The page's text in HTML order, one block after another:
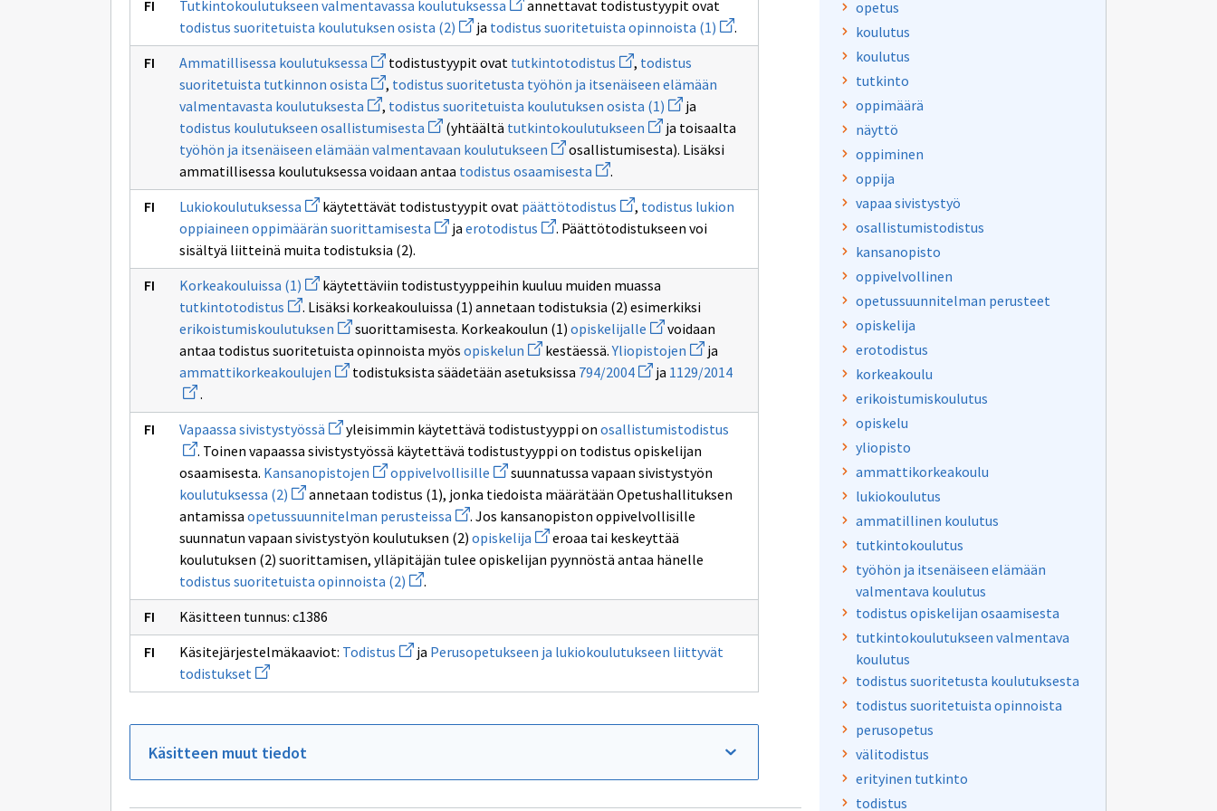
oppiaineen
oppimäärän
suorittamisesta
osittain
suoritetusta
perusopetuksen
oppimäärästä
sivulle
todistus
perusopetuksen
koko
oppimäärän
suorittamisesta
Tutkintokoulutukseen valmentavassa koulutuksessa
uuden
ikkunan
sivulle
Tutkintokoulutukseen
valmentavassa
koulutuksessa
annettavat todistustyypit ovat
todistus suoritetuista koulutuksen osista (2) Avaa
uuden
ikkunan
sivulle
todistus
suoritetuista
koulutuksen
osista
(2)
ja todistus suoritetuista opinnoista (1) Avaa
uuden
ikkunan
todistus
suoritetuista
(1)
.
Ammatillisessa koulutuksessa Avaa
uuden
ikkunan
sivulle
Ammatillisessa
koulutuksessa
todistustyypit ovat tutkintotodistus Avaa
uuden
ikkunan
sivulle
tutkintotodistus
, todistus
suoritetuista tutkinnon osista Avaa
uuden
ikkunan
sivulle
todistus
suoritetuista
tutkinnon
osista
, todistus suoritetusta työhön ja itsenäiseen elämään
valmentavasta koulutuksesta Avaa
uuden
ikkunan
sivulle
todistus
suoritetusta
työhön
ja
itsenäiseen
elämään
valmentavasta
koulutuksesta
, todistus suoritetuista koulutuksen osista (1) Avaa
uuden
ikkunan
sivulle
todistus
koulutuksen
osista
(1)
ja
todistus koulutukseen osallistumisesta Avaa
uuden
ikkunan
sivulle
todistus
koulutukseen
osallistumisesta
(yhtäältä tutkintokoulutukseen Avaa
uuden
ikkunan
ja toisaalta
työhön ja itsenäiseen elämään valmentavaan koulutukseen Avaa
uuden
ikkunan
sivulle
työhön
ja
itsenäiseen
osallistumisesta). Lisäksi
ammatillisessa koulutuksessa voidaan antaa todistus osaamisesta Avaa
uuden
ikkunan
sivulle
todistus
osaamisesta
.
Lukiokoulutuksessa Avaa
uuden
ikkunan
sivulle
Lukiokoulutuksessa
käytettävät todistustyypit ovat päättötodistus Avaa
uuden
ikkunan
, todistus lukion
oppiaineen oppimäärän suorittamisesta Avaa
uuden
sivulle
todistus
lukion
oppiaineen
oppimäärän
suorittamisesta
ja erotodistus Avaa
uuden
sivulle
erotodistus
. Päättötodistukseen voi
sisältyä liitteinä muita todistuksia (2).
Korkeakouluissa (1) Avaa
uuden
ikkunan
sivulle
Korkeakouluissa
(1)
käytettäviin todistustyyppeihin kuuluu muiden muassa
tutkintotodistus Avaa
uuden
ikkunan
sivulle
tutkintotodistus
. Lisäksi korkeakouluissa (1) annetaan todistuksia (2) esimerkiksi
erikoistumiskoulutuksen Avaa
uuden
ikkunan
sivulle
erikoistumiskoulutuksen
suorittamisesta. Korkeakoulun (1) opiskelijalle Avaa
uuden
ikkunan
sivulle
opiskelijalle
voidaan
antaa todistus suoritetuista opinnoista myös opiskelun Avaa
uuden
ikkunan
kestäessä.Yliopistojen Avaa
uuden
ikkunan
ja
ammattikorkeakoulujen Avaa
uuden
sivulle
ammattikorkeakoulujen
todistuksista säädetään asetuksissa 794/2004 Avaa
uuden
sivulle
794/2004
ja 1129/2014
sivulle
.
Vapaassa sivistystyössä Avaa
uuden
ikkunan
sivulle
Vapaassa
sivistystyössä
yleisimmin käytettävä todistustyyppi on osallistumistodistus
. Toinen vapaassa sivistystyössä käytettävä todistustyyppi on todistus opiskelijan
osaamisesta. Kansanopistojen Avaa
uuden
ikkunan
sivulle
Kansanopistojen
oppivelvollisille Avaa
uuden
ikkunan
sivulle
oppivelvollisille
suunnatussa vapaan sivistystyön
koulutuksessa (2) Avaa
uuden
ikkunan
sivulle
koulutuksessa
(2)
annetaan todistus (1), jonka tiedoista määrätään Opetushallituksen
antamissa opetussuunnitelman perusteissa Avaa
uuden
ikkunan
sivulle
opetussuunnitelman
. Jos kansanopiston oppivelvollisille
suunnatun vapaan sivistystyön koulutuksen (2) opiskelija Avaa
uuden
ikkunan
eroaa tai keskeyttää
koulutuksen (2) suorittamisen, ylläpitäjän tulee opiskelijan pyynnöstä antaa hänelle
todistus suoritetuista opinnoista (2) Avaa
uuden
ikkunan
todistus
suoritetuista
opinnoista
.
Käsitteen tunnus: c1386
Käsitejärjestelmäkaaviot: Todistus Avaa
uuden
sivulle
ja Perusopetukseen ja lukiokoulutukseen liittyvät
todistukset Avaa
uuden
ikkunan
Perusopetukseen
lukiokoulutukseen
todistukset
Käsitteen muut tiedot
opetus
koulutus
koulutus
tutkinto
oppimäärä
näyttö
oppiminen
oppija
vapaa sivistystyö
osallistumistodistus
kansanopisto
oppivelvollinen
opetussuunnitelman perusteet
opiskelija
erotodistus
korkeakoulu
erikoistumiskoulutus
opiskelu
yliopisto
ammattikorkeakoulu
lukiokoulutus
ammatillinen koulutus
tutkintokoulutus
työhön ja itsenäiseen elämään
valmentava koulutus
todistus opiskelijan osaamisesta
tutkintokoulutukseen valmentava
koulutus
todistus suoritetusta koulutuksesta
todistus suoritetuista opinnoista
perusopetus
välitodistus
erityinen tutkinto
todistus